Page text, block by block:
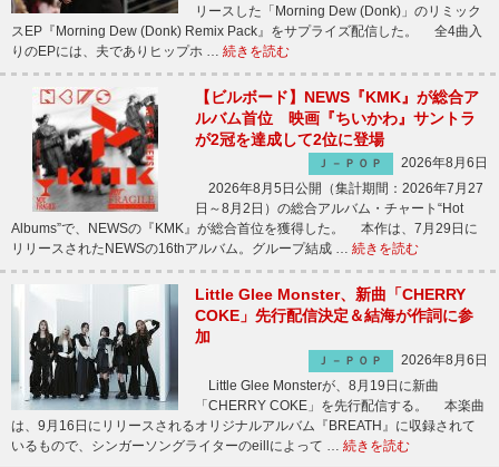
リースした「Morning Dew (Donk)」のリミック
スEP『Morning Dew (Donk) Remix Pack』をサプライズ配信した。 全4曲入
りのEPには、夫でありヒップホ … 続きを読む
【ビルボード】NEWS『KMK』が総合ア
ルバム首位 映画『ちいかわ』サントラ
が2冠を達成して2位に登場
Ｊ－ＰＯＰ
2026年8月6日
2026年8月5日公開（集計期間：2026年7月27
日～8月2日）の総合アルバム・チャート“Hot
Albums”で、NEWSの『KMK』が総合首位を獲得した。 本作は、7月29日に
リリースされたNEWSの16thアルバム。グループ結成 … 続きを読む
Little Glee Monster、新曲「CHERRY
COKE」先行配信決定＆結海が作詞に参
加
Ｊ－ＰＯＰ
2026年8月6日
Little Glee Monsterが、8月19日に新曲
「CHERRY COKE」を先行配信する。 本楽曲
は、9月16日にリリースされるオリジナルアルバム『BREATH』に収録されて
いるもので、シンガーソングライターのeillによって … 続きを読む